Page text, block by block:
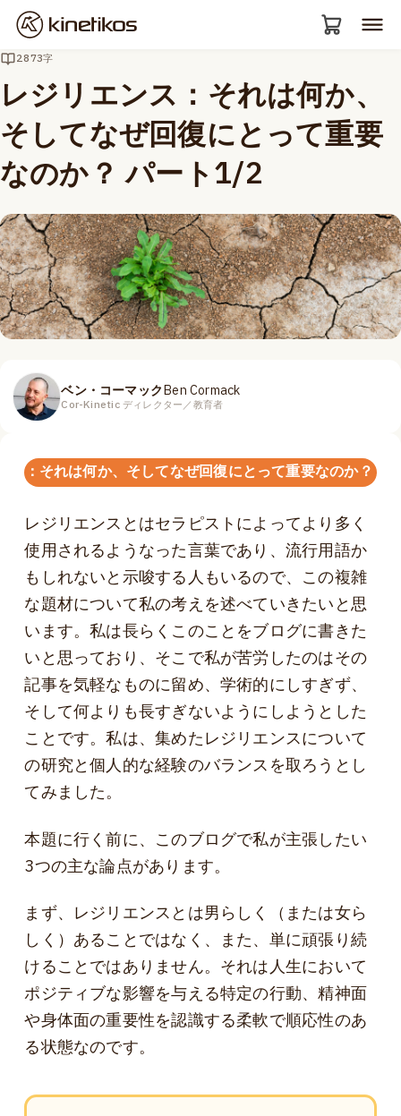
2873字
レジリエンス：それは何か、
そしてなぜ回復にとって重要
なのか？ パート1/2
ベン・コーマックBen Cormack
Cor-Kinetic ディレクター／教育者
ス：それは何か、そしてなぜ回復にとって重要なのか？ パ
レジリエンスとはセラピストによってより多く
使用されるようなった言葉であり、流行用語か
もしれないと示唆する人もいるので、この複雑
な題材について私の考えを述べていきたいと思
います。私は長らくこのことをブログに書きた
いと思っており、そこで私が苦労したのはその
記事を気軽なものに留め、学術的にしすぎず、
そして何よりも長すぎないようにしようとした
ことです。私は、集めたレジリエンスについて
の研究と個人的な経験のバランスを取ろうとし
てみました。
本題に行く前に、このブログで私が主張したい
3つの主な論点があります。
まず、レジリエンスとは男らしく（または女ら
しく）あることではなく、また、単に頑張り続
けることではありません。それは人生において
ポジティブな影響を与える特定の行動、精神面
や身体面の重要性を認識する柔軟で順応性のあ
る状態なのです。